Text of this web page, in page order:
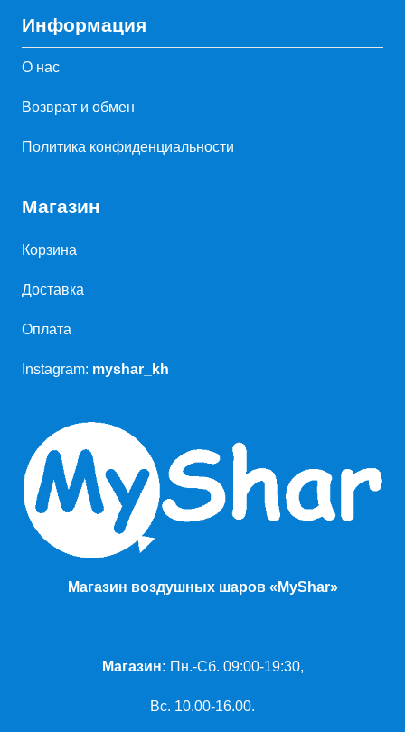
Информация
О нас
Возврат и обмен
Политика конфиденциальности
Магазин
Корзина
Доставка
Оплата
Instagram: myshar_kh
Магазин воздушных шаров «MyShar»
Магазин: Пн.-Сб. 09:00-19:30,
Вс. 10.00-16.00.